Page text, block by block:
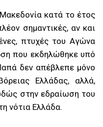
κατά το έτος
σημαντικές, αν και
πτυχές του Αγώνα
που εκδηλώθηκε υπό
δεν απέβλεπε μόνο
Ελλάδας, αλλά,
στην εδραίωση του
νότια Ελλάδα.